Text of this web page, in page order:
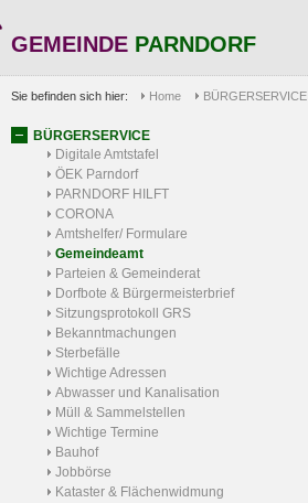
GEMEINDE PARNDORF
Sie befinden sich hier: Home BÜRGERSERVICE
BÜRGERSERVICE
Digitale Amtstafel
ÖEK Parndorf
PARNDORF HILFT
CORONA
Amtshelfer/ Formulare
Gemeindeamt
Parteien & Gemeinderat
Dorfbote & Bürgermeisterbrief
Sitzungsprotokoll GRS
Bekanntmachungen
Sterbefälle
Wichtige Adressen
Abwasser und Kanalisation
Müll & Sammelstellen
Wichtige Termine
Bauhof
Jobbörse
Kataster & Flächenwidmung